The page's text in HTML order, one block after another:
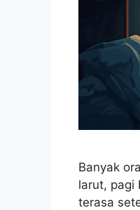
Banyak
larut, pagi
terasa